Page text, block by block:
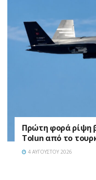
Πρώτη φορά ρίψη
Tolun από το
4 ΑΥΓΟΎΣΤΟΥ 2026